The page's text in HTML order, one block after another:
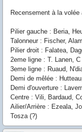
Recensement à la
Pilier gauche : Beria,
Talonneur : Fischer,
Pilier droit : Falatea,
2eme ligne : T. Lanen,
3eme ligne : Ruaud,
Demi de mêlée :
Demi d'ouverture :
Centre : Vili, Bardaud,
Ailier/Arrière : Ezeala,
Tosza (?)